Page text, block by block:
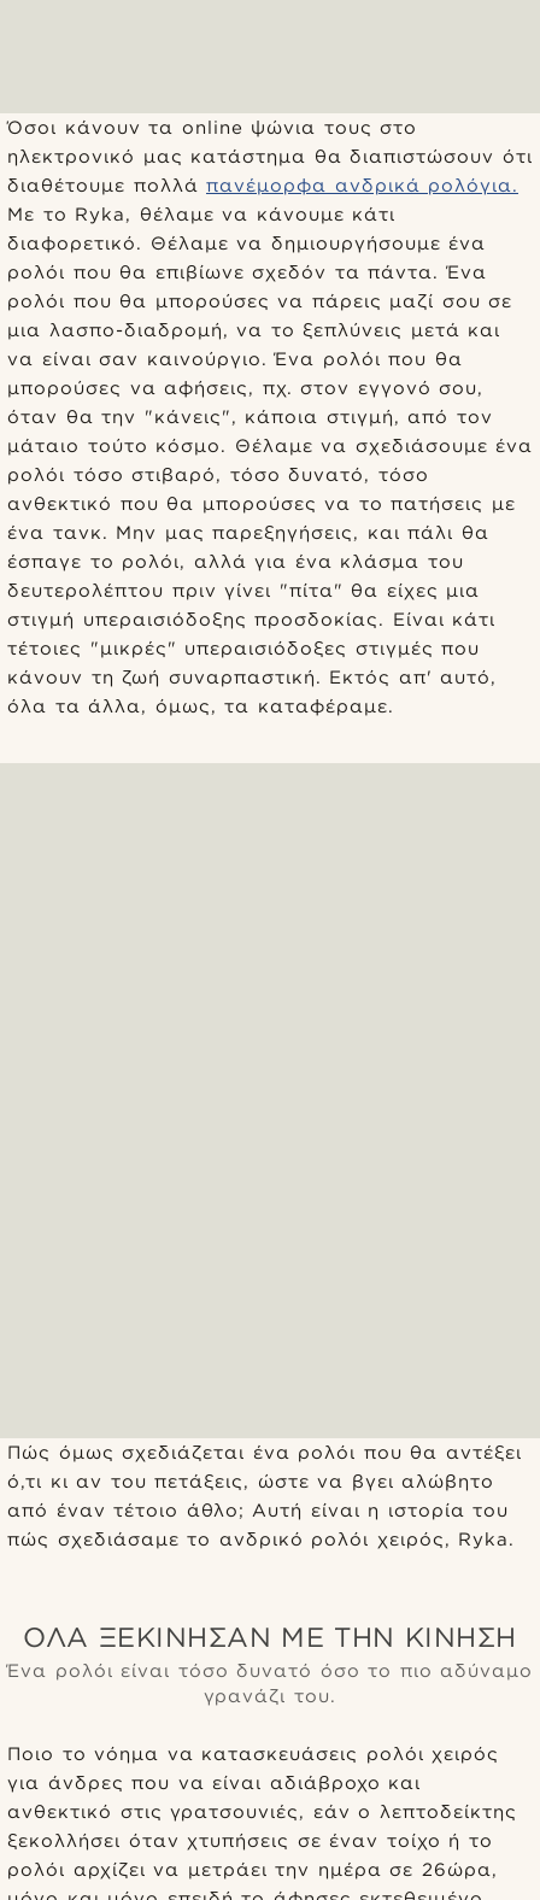
Όσοι κάνουν τα online ψώνια τους στο
ηλεκτρονικό μας κατάστημα θα διαπιστώσουν ότι
διαθέτουμε πολλά πανέμορφα ανδρικά ρολόγια.
Με το Ryka, θέλαμε να κάνουμε κάτι
διαφορετικό. Θέλαμε να δημιουργήσουμε ένα
ρολόι που θα επιβίωνε σχεδόν τα πάντα. Ένα
ρολόι που θα μπορούσες να πάρεις μαζί σου σε
μια λασπο-διαδρομή, να το ξεπλύνεις μετά και
να είναι σαν καινούργιο. Ένα ρολόι που θα
μπορούσες να αφήσεις, πχ. στον εγγονό σου,
όταν θα την "κάνεις", κάποια στιγμή, από τον
μάταιο τούτο κόσμο. Θέλαμε να σχεδιάσουμε ένα
ρολόι τόσο στιβαρό, τόσο δυνατό, τόσο
ανθεκτικό που θα μπορούσες να το πατήσεις με
ένα τανκ. Μην μας παρεξηγήσεις, και πάλι θα
έσπαγε το ρολόι, αλλά για ένα κλάσμα του
δευτερολέπτου πριν γίνει "πίτα" θα είχες μια
στιγμή υπεραισιόδοξης προσδοκίας. Είναι κάτι
τέτοιες "μικρές" υπεραισιόδοξες στιγμές που
κάνουν τη ζωή συναρπαστική. Εκτός απ' αυτό,
όλα τα άλλα, όμως, τα καταφέραμε.
Πώς όμως σχεδιάζεται ένα ρολόι που θα αντέξει
ό,τι κι αν του πετάξεις, ώστε να βγει αλώβητο
από έναν τέτοιο άθλο; Αυτή είναι η ιστορία του
πώς σχεδιάσαμε το ανδρικό ρολόι χειρός, Ryka.
ΌΛΑ ΞΕΚΊΝΗΣΑΝ ΜΕ ΤΗΝ ΚΊΝΗΣΗ
Ένα ρολόι είναι τόσο δυνατό όσο το πιο αδύναμο
γρανάζι του.
Ποιο το νόημα να κατασκευάσεις ρολόι χειρός
για άνδρες που να είναι αδιάβροχο και
ανθεκτικό στις γρατσουνιές, εάν ο λεπτοδείκτης
ξεκολλήσει όταν χτυπήσεις σε έναν τοίχο ή το
ρολόι αρχίζει να μετράει την ημέρα σε 26ώρα,